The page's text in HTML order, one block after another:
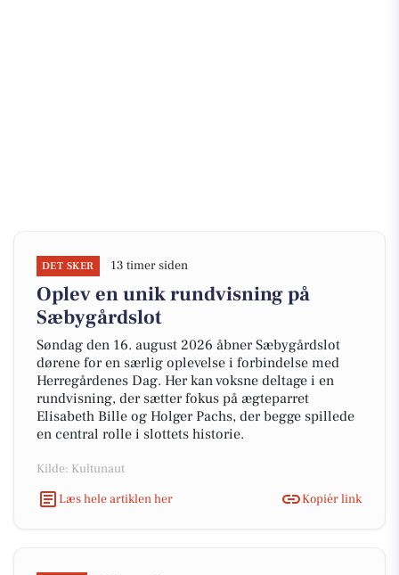
DET SKER 13 timer siden
Oplev en unik rundvisning på
Sæbygårdslot
Søndag den 16. august 2026 åbner Sæbygårdslot
dørene for en særlig oplevelse i forbindelse med
Herregårdenes Dag. Her kan voksne deltage i en
rundvisning, der sætter fokus på ægteparret
Elisabeth Bille og Holger Pachs, der begge spillede
en central rolle i slottets historie.
Kilde: Kultunaut
Læs hele artiklen her
Kopiér link